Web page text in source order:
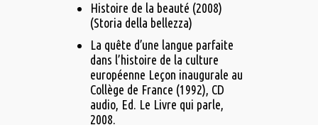
Histoire de la beauté (2008)
(Storia della bellezza)
La quête d’une langue parfaite
dans l’histoire de la culture
européenne Leçon inaugurale au
Collège de France (1992), CD
audio, Ed. Le Livre qui parle,
2008.